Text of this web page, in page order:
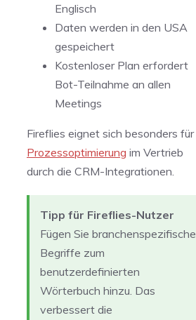
Englisch
Daten werden in den USA
gespeichert
Kostenloser Plan erfordert
Bot-Teilnahme an allen
Meetings
Fireflies eignet sich besonders für
Prozessoptimierung im Vertrieb
durch die CRM-Integrationen.
Tipp für Fireflies-Nutzer
Fügen Sie branchenspezifische
Begriffe zum
benutzerdefinierten
Wörterbuch hinzu. Das
verbessert die